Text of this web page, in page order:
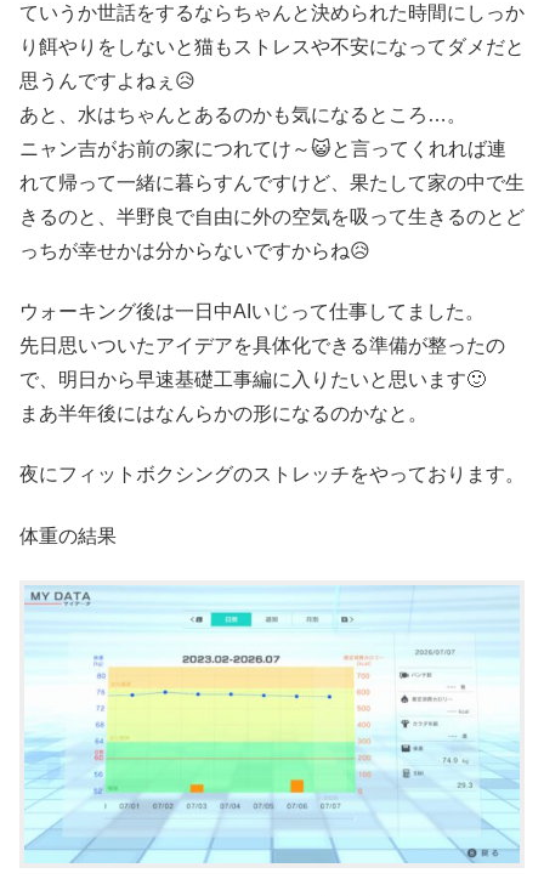
ていうか世話をするならちゃんと決められた時間にしっか
り餌やりをしないと猫もストレスや不安になってダメだと
思うんですよねぇ😥
あと、水はちゃんとあるのかも気になるところ…。
ニャン吉がお前の家につれてけ～😺と言ってくれれば連
れて帰って一緒に暮らすんですけど、果たして家の中で生
きるのと、半野良で自由に外の空気を吸って生きるのとど
っちが幸せかは分からないですからね😥
ウォーキング後は一日中AIいじって仕事してました。
先日思いついたアイデアを具体化できる準備が整ったの
で、明日から早速基礎工事編に入りたいと思います🙂
まあ半年後にはなんらかの形になるのかなと。
夜にフィットボクシングのストレッチをやっております。
体重の結果